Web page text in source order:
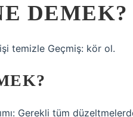
DEMEK?
temizle Geçmiş: kör ol.
Gerekli tüm